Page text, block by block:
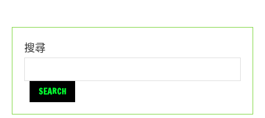
搜尋
SEARCH